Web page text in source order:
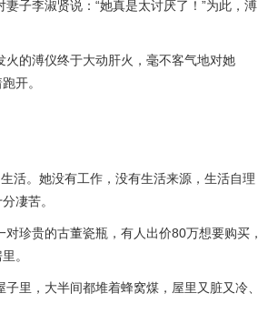
子李淑贤说：“她真是太讨厌了！”为此，溥
的溥仪终于大动肝火，毫不客气地对她
开。
活。她没有工作，没有生活来源，生活自理
凄苦。
珍贵的古董瓷瓶，有人出价80万想要购买，
。
里，大半间都堆着蜂窝煤，屋里又脏又冷、